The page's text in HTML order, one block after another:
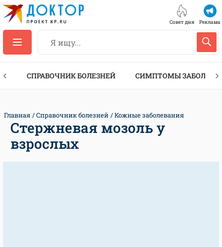
Совет дня Реклама
СПРАВОЧНИК БОЛЕЗНЕЙ СИМПТОМЫ
Главная Справочник болезней Кожные заболевания
Стержневая мозоль у
взрослых